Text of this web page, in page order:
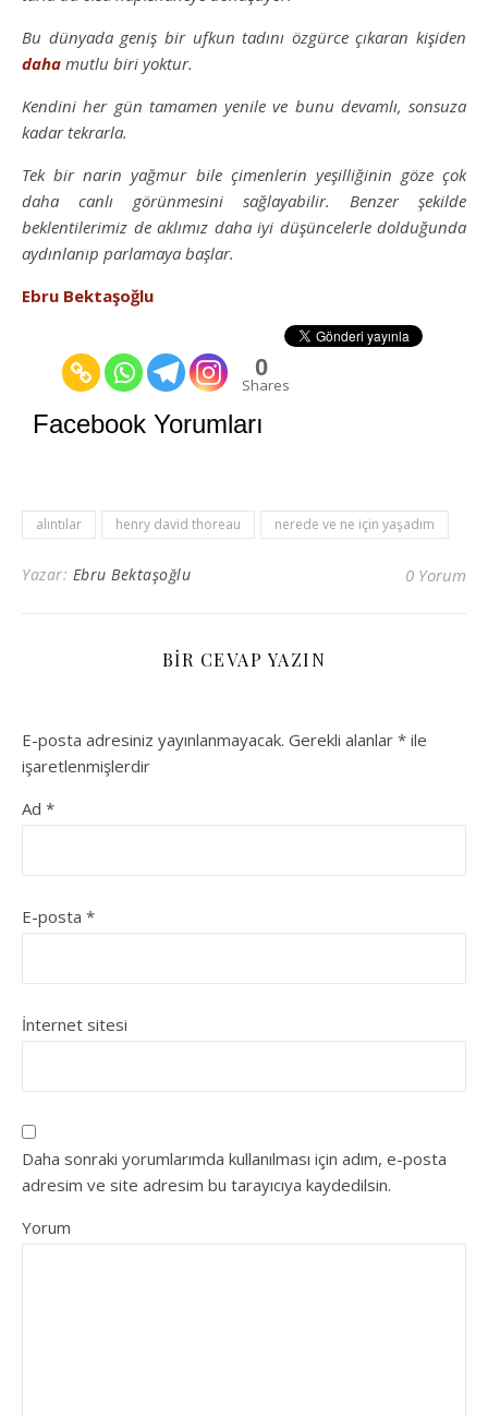
Bu dünyada geniş bir ufkun tadını özgürce çıkaran kişiden
daha mutlu biri yoktur.
Kendini her gün tamamen yenile ve bunu devamlı, sonsuza
kadar tekrarla.
Tek bir narin yağmur bile çimenlerin yeşilliğinin göze çok
daha canlı görünmesini sağlayabilir. Benzer şekilde
beklentilerimiz de aklımız daha iyi düşüncelerle dolduğunda
aydınlanıp parlamaya başlar.
Ebru Bektaşoğlu
0
Shares
Facebook Yorumları
alıntılar henry david thoreau nerede ve ne için yaşadım
Yazar: Ebru Bektaşoğlu 0 Yorum
BIR CEVAP YAZIN
E-posta adresiniz yayınlanmayacak. Gerekli alanlar * ile
işaretlenmişlerdir
Ad *
E-posta *
İnternet sitesi
Daha sonraki yorumlarımda kullanılması için adım, e-posta
adresim ve site adresim bu tarayıcıya kaydedilsin.
Yorum